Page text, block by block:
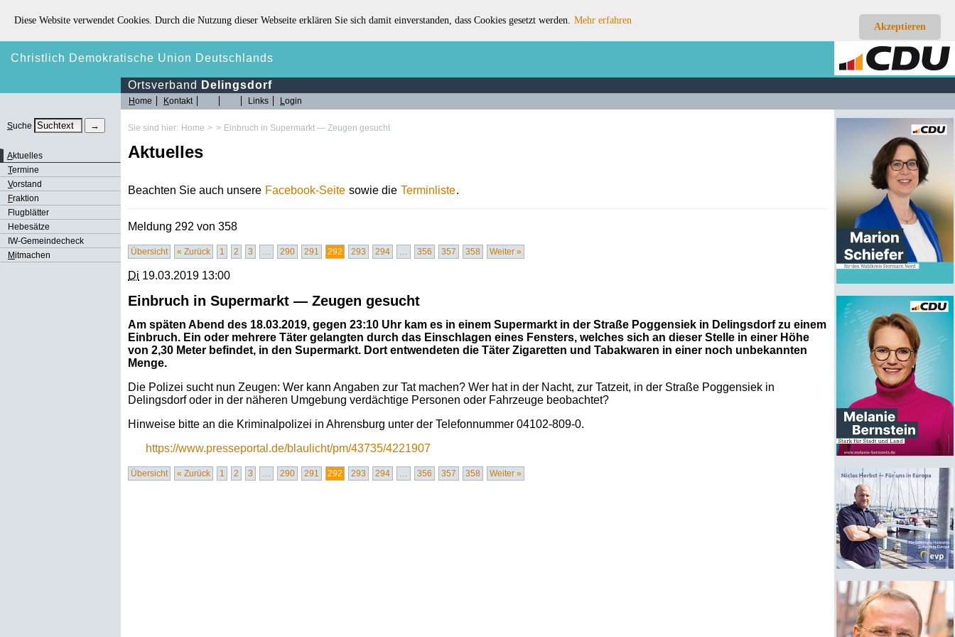
Akzeptieren
Diese Website verwendet Cookies. Durch die Nutzung dieser Webseite erklären Sie sich damit einverstanden, dass Cookies gesetzt werden. Mehr erfahren
Christlich Demokratische Union Deutschlands
Ortsverband Delingsdorf
Suche
Aktuelles
Termine
Vorstand
Fraktion
Flugblätter
Hebesätze
IW-Gemeindecheck
Mitmachen
Home Kontakt Links Login
Sie sind hier: Home > > Einbruch in Supermarkt — Zeugen gesucht
Aktuelles
Beachten Sie auch unsere Facebook-Seite sowie die Terminliste.
Meldung 292 von 358
Übersicht « Zurück 1 2 3 … 290 291 292 293 294 … 356 357 358 Weiter »
Di 19.03.2019 13:00
Einbruch in Supermarkt — Zeugen gesucht
Am späten Abend des 18.03.2019, gegen 23:10 Uhr kam es in einem Supermarkt in der Straße Poggensiek in Delingsdorf zu einem
Einbruch. Ein oder mehrere Täter gelangten durch das Einschlagen eines Fensters, welches sich an dieser Stelle in einer Höhe
von 2,30 Meter befindet, in den Supermarkt. Dort entwendeten die Täter Zigaretten und Tabakwaren in einer noch unbekannten
Menge.
Die Polizei sucht nun Zeugen: Wer kann Angaben zur Tat machen? Wer hat in der Nacht, zur Tatzeit, in der Straße Poggensiek in
Delingsdorf oder in der näheren Umgebung verdächtige Personen oder Fahrzeuge beobachtet?
Hinweise bitte an die Kriminalpolizei in Ahrensburg unter der Telefonnummer 04102-809-0.
https://www.presseportal.de/blaulicht/pm/43735/4221907
Übersicht « Zurück 1 2 3 … 290 291 292 293 294 … 356 357 358 Weiter »